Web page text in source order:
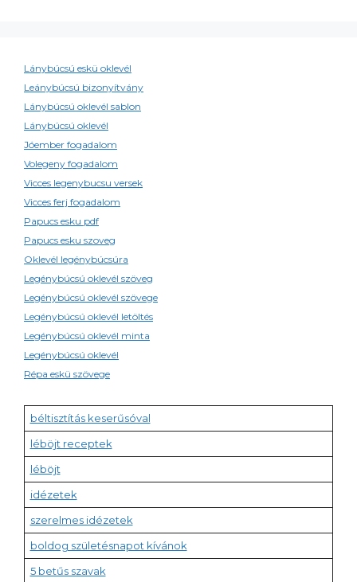
Lánybúcsú eskü oklevél
Leánybúcsú bizonyítvány
Lánybúcsú oklevél sablon
Lánybúcsú oklevél
Jóember fogadalom
Volegeny fogadalom
Vicces legenybucsu versek
Vicces ferj fogadalom
Papucs esku pdf
Papucs esku szoveg
Oklevél legénybúcsúra
Legénybúcsú oklevél szöveg
Legénybúcsú oklevél szövege
Legénybúcsú oklevél letöltés
Legénybúcsú oklevél minta
Legénybúcsú oklevél
Répa eskü szövege
béltisztítás keserűsóval
léböjt receptek
léböjt
idézetek
szerelmes idézetek
boldog születésnapot kívánok
5 betűs szavak